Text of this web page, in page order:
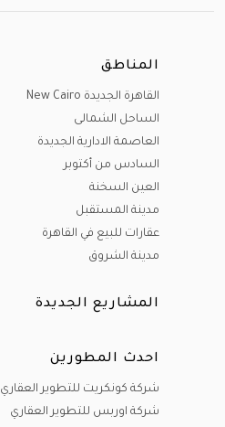
المناطق
القاهرة الجديدة New Cairo
الساحل الشمالى
العاصمة الادارية الجديدة
السادس من أكتوبر
العين السخنة
مدينة المستقبل
عقارات للبيع في القاهرة
مدينة الشروق
المشاريع الجديدة
احدث المطورين
شركة كونكريت للتطوير العقاري
شركة اوربس للتطوير العقاري